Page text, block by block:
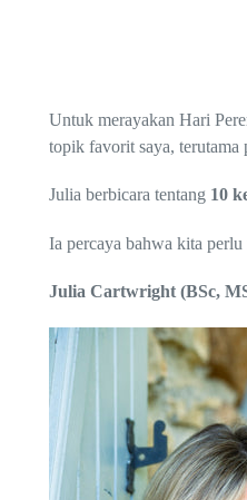
Untuk merayakan Hari
topik favorit saya, terutama
Julia berbicara tentang 10
Ia percaya bahwa kita
Julia Cartwright (BSc,